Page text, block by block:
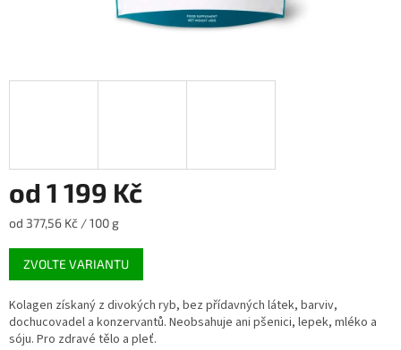
od 1 199 Kč
Měrná
od 377,56 Kč / 100 g
ZVOLTE VARIANTU
Kolagen získaný z divokých ryb, bez přídavných látek, barviv,
dochucovadel a konzervantů. Neobsahuje ani pšenici, lepek, mléko a
sóju. Pro zdravé tělo a pleť.